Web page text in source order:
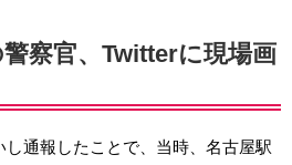
察官、Twitterに現場画
通報したことで、当時、名古屋駅